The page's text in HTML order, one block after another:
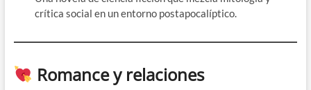
crítica social en un entorno postapocalíptico. ​
Romance y relaciones